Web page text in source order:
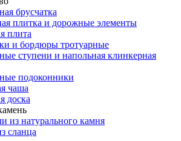
брусчатка
плитка и дорожные элементы
плита
и бордюры тротуарные
ступени и напольная клинкерная
подоконники
чаша
доска
из натурального камня
сланца